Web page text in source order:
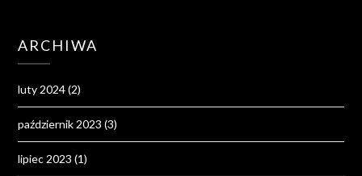
ARCHIWA
luty 2024(2)
październik 2023 (3)
lipiec 2023 (1)